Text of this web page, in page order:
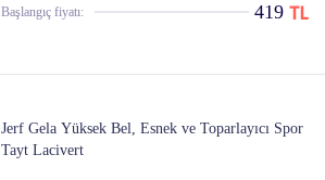
Başlangıç ​​fiyatı: 419
Jerf Gela Yüksek Bel, Esnek ve Toparlayıcı Spor
Tayt Lacivert